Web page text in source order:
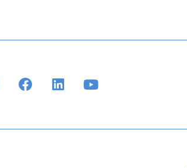
FACEBOOKLINKEDIN